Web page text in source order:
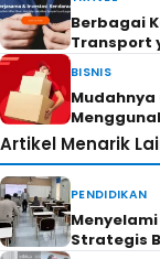
Berbagai
Transport
BISNIS
Mudahnya
Artikel Menarik
PENDIDIKAN
Strategis